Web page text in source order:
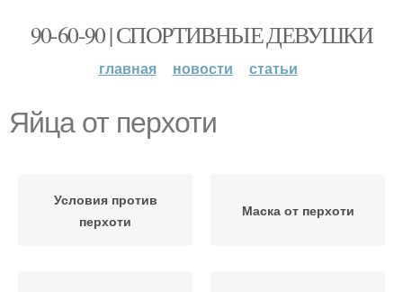
90-60-90 | СПОРТИВНЫЕ ДЕВУШКИ
главная новости статьи
Яйца от перхоти
Условия против
перхоти
Маска от перхоти